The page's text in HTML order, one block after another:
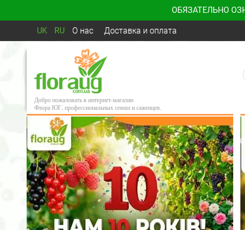
ОБЯЗАТЕЛЬНО
UK RU О нас Доставка и оплата
Добро пожаловать в интернет-магазин
Флора ЮГ, профессиональных семян и саженцев.